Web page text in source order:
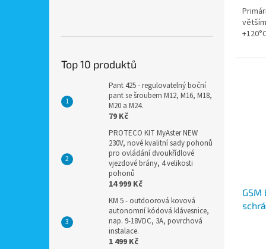
Top 10 produktů
Pant 425 - regulovatelný boční
pant se šroubem M12, M16, M18,
M20 a M24.
79 Kč
PROTECO KIT MyAster NEW
230V, nové kvalitní sady pohonů
pro ovládání dvoukřídlové
vjezdové brány, 4 velikosti
pohonů
14 999 Kč
KM 5 - outdoorová kovová
autonomní kódová klávesnice,
nap. 9-18VDC, 3A, povrchová
instalace.
1 499 Kč